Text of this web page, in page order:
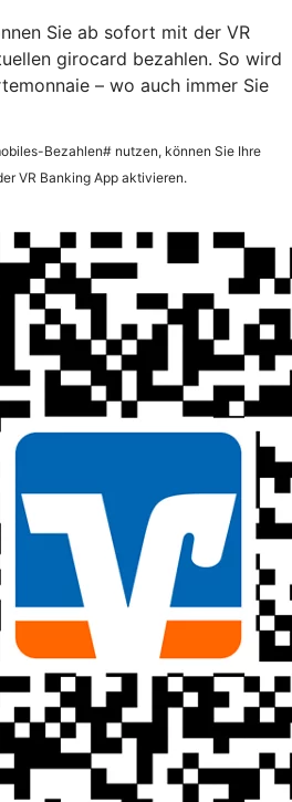
Sie ab sofort mit der VR
girocard bezahlen. So wird
– wo auch immer Sie
Bezahlen# nutzen, können Sie Ihre
VR Banking App aktivieren.